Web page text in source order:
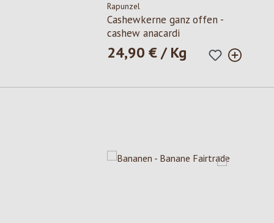
Durchschnittliche Bewertung von 5 von 5
Rapunzel
Cashewkerne ganz offen -
cashew anacardi
Regulärer Preis:
24,90 € / Kg